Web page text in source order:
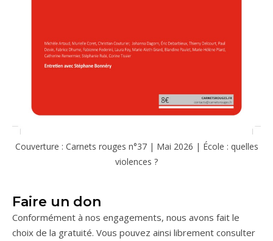
Couverture : Carnets rouges n°37 | Mai 2026 | École : quelles
violences ?
Faire un don
Conformément à nos engagements, nous avons fait le
choix de la gratuité. Vous pouvez ainsi librement consulter